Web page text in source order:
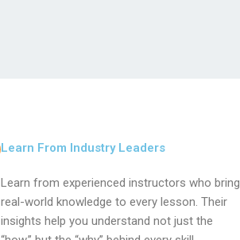
Learn From Industry Leaders
Learn from experienced instructors who bring
real-world knowledge to every lesson. Their
insights help you understand not just the